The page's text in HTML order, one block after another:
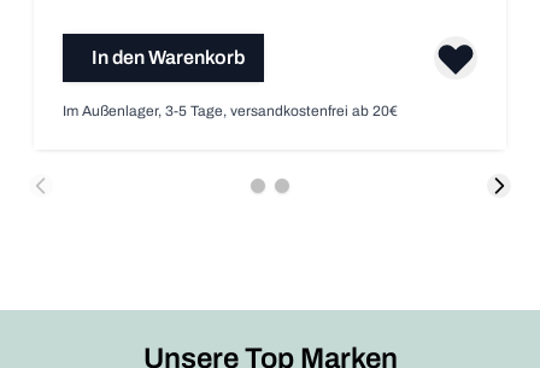
In den Warenkorb
Im Außenlager, 3-5 Tage, versandkostenfrei ab 20€
Unsere Top Marken